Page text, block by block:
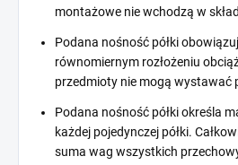
montażowe nie wchodzą w
Podana nośność półki
równomiernym rozłożeniu
przedmioty nie mogą wystawać
Podana nośność półki określa
każdej pojedynczej półki.
suma wag wszystkich